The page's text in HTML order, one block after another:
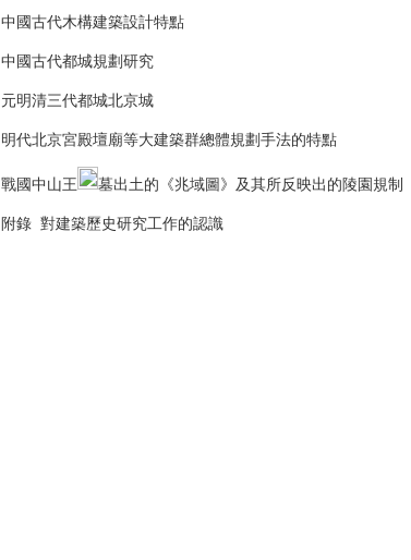
中國古代木構建築設計特點
中國古代都城規劃研究
元明清三代都城北京城
明代北京宮殿壇廟等大建築群總體規劃手法的特點
戰國中山王 墓出土的《兆域圖》及其所反映出的陵園規制
附錄 對建築歷史研究工作的認識